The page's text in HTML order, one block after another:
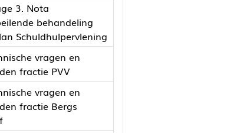
3. Nota
behandeling
Schuldhulpervlening
vragen en
fractie PVV
vragen en
fractie Bergs